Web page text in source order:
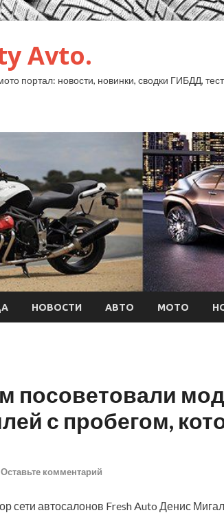
Avto.
портал: новости, новинки, сводки ГИБДД,
НОВОСТИ АВТО МОТО
посоветовали
с пробегом,
Оставьте комментарий
сети автосалонов Fresh Auto Денис